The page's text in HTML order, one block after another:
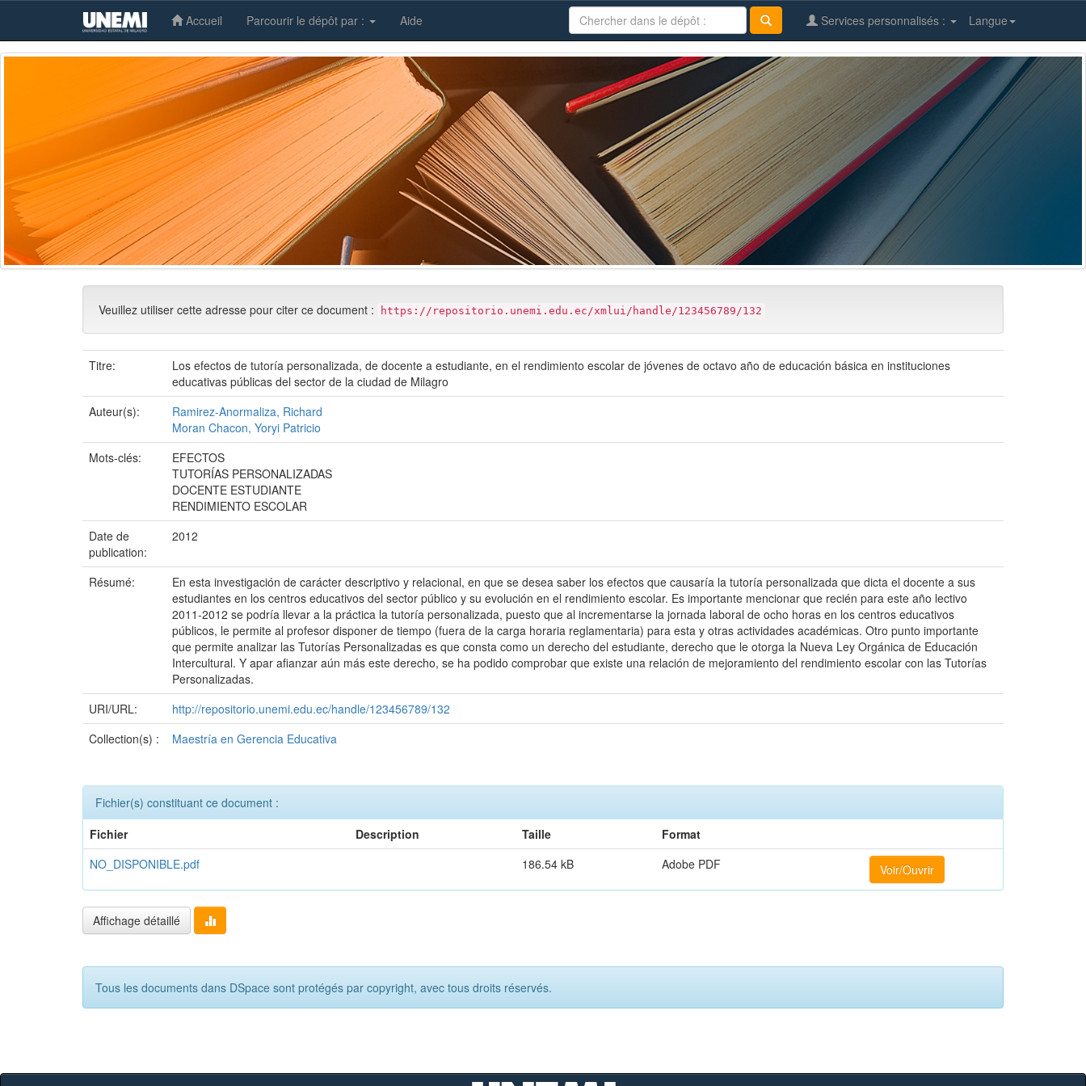
Skip
Accueil Parcourir le dépôt par : Aide Langue
Services personnalisés :
Veuillez utiliser cette adresse pour citer ce document : https://repositorio.unemi.edu.ec/xmlui/handle/123456789/132
Titre:
Los efectos de tutoría personalizada, de docente a estudiante, en el rendimiento escolar de jóvenes de octavo año de educación básica en instituciones
educativas públicas del sector de la ciudad de Milagro
Auteur(s):
Ramirez-Anormaliza, Richard
Moran Chacon, Yoryi Patricio
Mots-clés:
EFECTOS
TUTORÍAS PERSONALIZADAS
DOCENTE ESTUDIANTE
RENDIMIENTO ESCOLAR
Date de
publication:
2012
Résumé:
En esta investigación de carácter descriptivo y relacional, en que se desea saber los efectos que causaría la tutoría personalizada que dicta el docente a sus
estudiantes en los centros educativos del sector público y su evolución en el rendimiento escolar. Es importante mencionar que recién para este año lectivo
2011-2012 se podría llevar a la práctica la tutoría personalizada, puesto que al incrementarse la jornada laboral de ocho horas en los centros educativos
públicos, le permite al profesor disponer de tiempo (fuera de la carga horaria reglamentaria) para esta y otras actividades académicas. Otro punto importante
que permite analizar las Tutorías Personalizadas es que consta como un derecho del estudiante, derecho que le otorga la Nueva Ley Orgánica de Educación
Intercultural. Y apar afianzar aún más este derecho, se ha podido comprobar que existe una relación de mejoramiento del rendimiento escolar con las Tutorías
Personalizadas.
URI/URL:
http://repositorio.unemi.edu.ec/handle/123456789/132
Collection(s) :
Maestría en Gerencia Educativa
Fichier(s) constituant ce document :
Fichier
Description Taille
Format
NO_DISPONIBLE.pdf
186.54 kB Adobe PDF Voir/Ouvrir
Affichage détaillé
Tous les documents dans DSpace sont protégés par copyright, avec tous droits réservés.